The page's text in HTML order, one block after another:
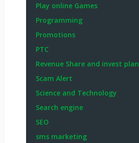
Play online Games
Programming
Promotions
PTC
Revenue Share and invest plan
Scam Alert
Science and Technology
Search engine
SEO
sms marketing